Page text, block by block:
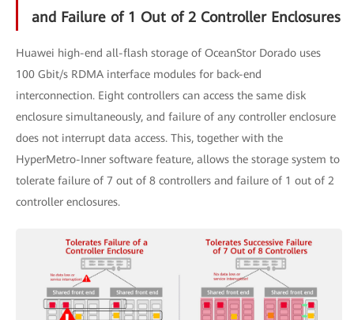
and Failure of 1 Out of 2 Controller Enclosures
Huawei high-end all-flash storage of OceanStor Dorado uses
100 Gbit/s RDMA interface modules for back-end
interconnection. Eight controllers can access the same disk
enclosure simultaneously, and failure of any controller enclosure
does not interrupt data access. This, together with the
HyperMetro-Inner software feature, allows the storage system to
tolerate failure of 7 out of 8 controllers and failure of 1 out of 2
controller enclosures.